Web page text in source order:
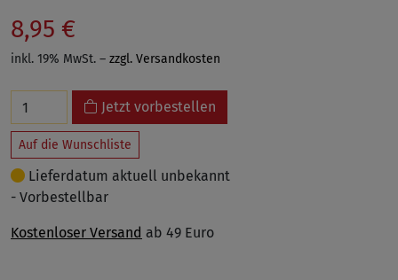
8,95 €
inkl. 19% MwSt. – zzgl. Versandkosten
Jetzt vorbestellen
Auf die Wunschliste
Lieferdatum aktuell unbekannt
- Vorbestellbar
Kostenloser Versand ab 49 Euro